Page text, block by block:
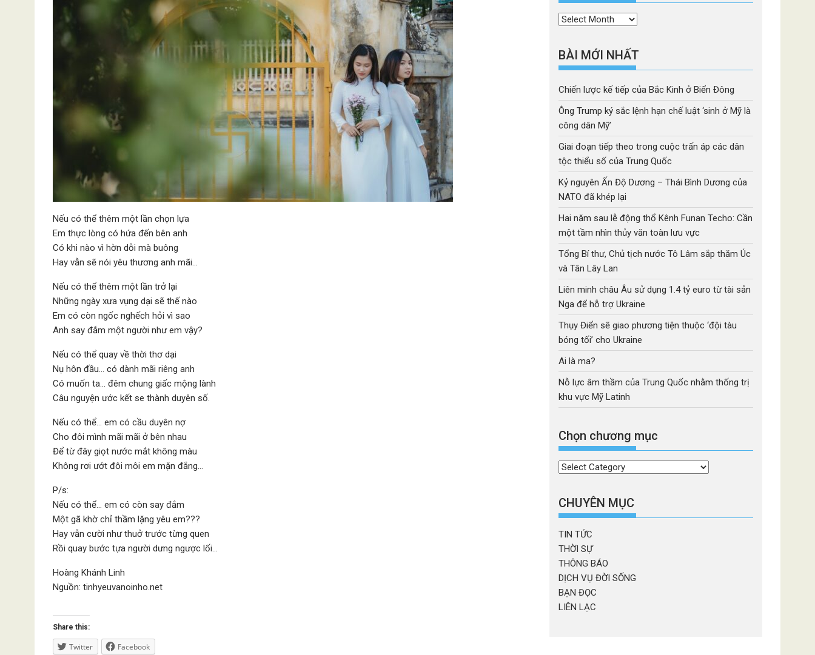
Nếu có thể thêm một lần chọn lựa
Em thực lòng có hứa đến bên anh
Có khi nào vì hờn dỗi mà buông
Hay vẫn sẽ nói yêu thương anh mãi…
Nếu có thể thêm một lần trở lại
Những ngày xưa vụng dại sẽ thế nào
Em có còn ngốc nghếch hỏi vì sao
Anh say đắm một người như em vậy?
Nếu có thể quay về thời thơ dại
Nụ hôn đầu… có dành mãi riêng anh
Có muốn ta… đêm chung giấc mộng lành
Câu nguyện ước kết se thành duyên số.
Nếu có thể… em có cầu duyên nợ
Cho đôi mình mãi mãi ở bên nhau
Để từ đây giọt nước mắt không màu
Không rơi ướt đôi môi em mặn đắng…
P/s:
Nếu có thể… em có còn say đắm
Một gã khờ chỉ thầm lặng yêu em???
Hay vẫn cười như thuở trước từng quen
Rồi quay bước tựa người dưng ngược lối…
Hoàng Khánh Linh
Nguồn: tinhyeuvanoinho.net
Share this:
Twitter Facebook
Thời
BÀI MỚI NHẤT
Chiến lược kế tiếp của Bắc Kinh ở Biển Đông
Ông Trump ký sắc lệnh hạn chế luật ‘sinh ở Mỹ là
công dân Mỹ’
Giai đoạn tiếp theo trong cuộc trấn áp các dân
tộc thiểu số của Trung Quốc
Kỷ nguyên Ấn Độ Dương – Thái Bình Dương của
NATO đã khép lại
Hai năm sau lễ động thổ Kênh Funan Techo: Cần
một tầm nhìn thủy văn toàn lưu vực
Tổng Bí thư, Chủ tịch nước Tô Lâm sắp thăm Úc
và Tân Lây Lan
Liên minh châu Âu sử dụng 1.4 tỷ euro từ tài sản
Nga để hỗ trợ Ukraine
Thụy Điển sẽ giao phương tiện thuộc ‘đội tàu
bóng tối’ cho Ukraine
Ai là ma?
Nỗ lực âm thầm của Trung Quốc nhằm thống trị
khu vực Mỹ Latinh
Chọn chương mục
Chọn
mục
CHUYÊN MỤC
TIN TỨC
THỜI SỰ
THÔNG BÁO
DỊCH VỤ ĐỜI SỐNG
BẠN ĐỌC
LIÊN LẠC